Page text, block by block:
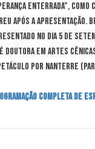
enterrada”, como
após a apresentação.
no dia5 de
doutora em Artes Cênicas
por Nanterre
completa de